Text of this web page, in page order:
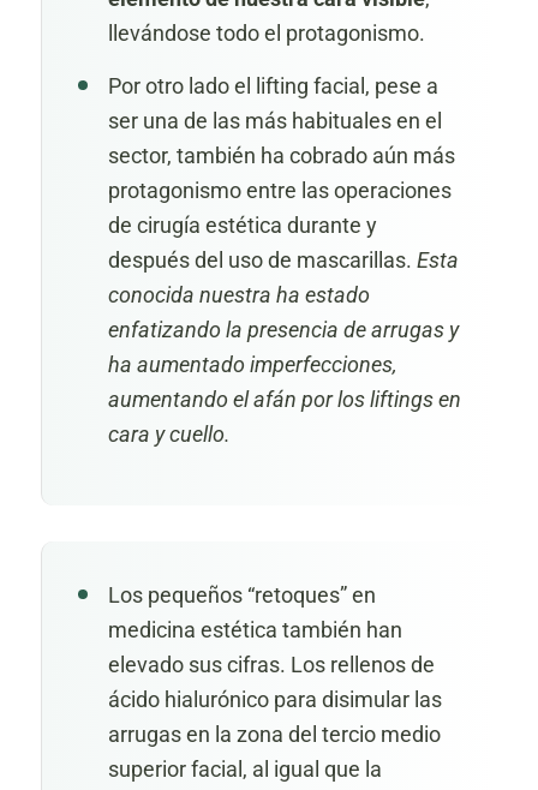
llevándose todo el protagonismo.
Por otro lado el lifting facial , pese a
ser una de las más habituales en el
sector, también ha cobrado aún más
protagonismo entre las operaciones
de cirugía estética durante y
después del uso de mascarillas. Esta
conocida nuestra ha estado
enfatizando la presencia de arrugas y
ha aumentado imperfecciones,
aumentando el afán por los liftings en
cara y cuello.
Los pequeños “retoques” en
medicina estética también han
elevado sus cifras. Los rellenos de
ácido hialurónico para disimular las
arrugas en la zona del tercio medio
superior facial, al igual que la